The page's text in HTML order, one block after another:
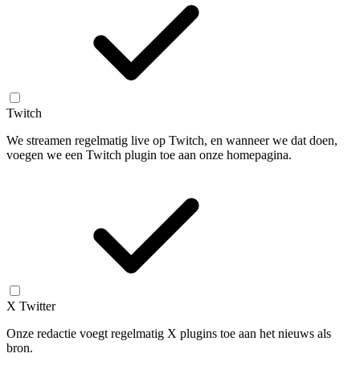
Twitch
We streamen regelmatig live op Twitch, en wanneer we dat doen,
voegen we een Twitch plugin toe aan onze homepagina.
X Twitter
Onze redactie voegt regelmatig X plugins toe aan het nieuws als
bron.